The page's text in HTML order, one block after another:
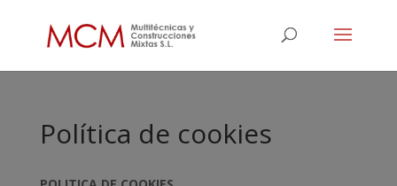
Política de cookies